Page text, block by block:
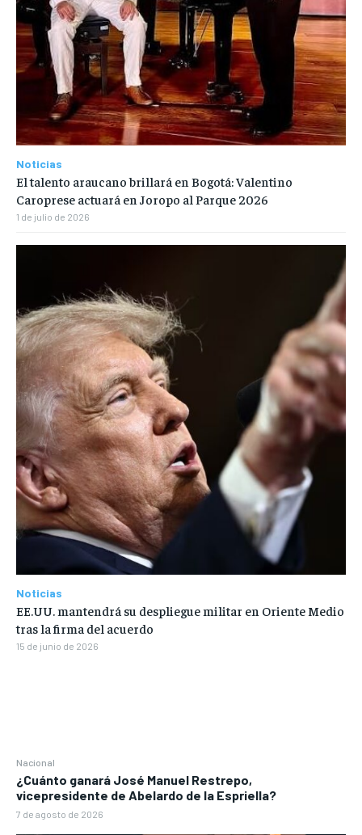
Nacional
¿Cuánto ganará José Manuel Restrepo,
vicepresidente de Abelardo de la Espriella?
7 de agosto de 2026
Noticias
El talento araucano brillará en Bogotá: Valentino
Caroprese actuará en Joropo al Parque 2026
1 de julio de 2026
Noticias
EE.UU. mantendrá su despliegue militar en Oriente Medio
tras la firma del acuerdo
15 de junio de 2026